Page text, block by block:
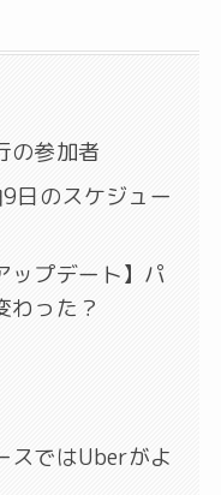
の参加者
日のスケジュー
ップデート】パ
わった？
スではUberがよ